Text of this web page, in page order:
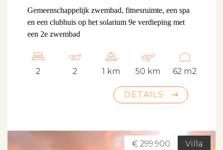
Gemeenschappelijk zwembad, fitnesruimte, een spa
en een clubhuis op het solarium 9e verdieping met
een 2e zwembad
2 2 1 km 50 km 62 m2
DETAILS
Villa
€ 299.900